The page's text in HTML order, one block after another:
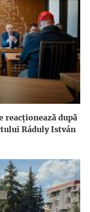
reacționează după
Ráduly István